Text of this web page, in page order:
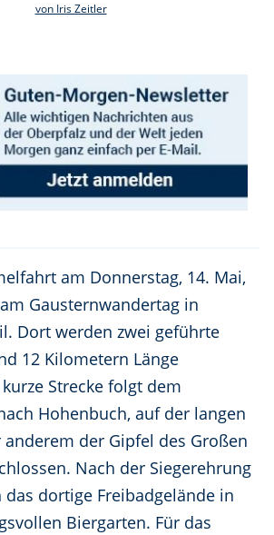
von Iris Zeitler
am Donnerstag, 14. Mai,
Gausternwandertag in
Dort werden zwei geführte
12 Kilometern Länge
Strecke folgt dem
Hohenbuch, auf der langen
der Gipfel des Großen
Nach der Siegerehrung
dortige Freibadgelände in
Biergarten. Für das